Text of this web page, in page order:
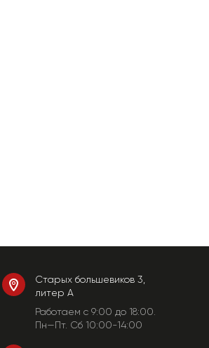
Старых большевиков 3,
литер А
Работаем c 9:00 до 18:00.
Пн—Пт. Сб 10:00-14:00